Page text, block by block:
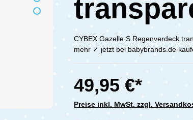
CYBEX Gazelle S Regenverdeck
mehr ✓ jetzt bei babybrands.de
49,95 €*
Preise inkl. MwSt. zzgl.